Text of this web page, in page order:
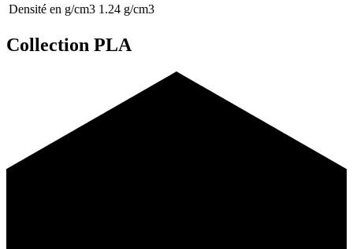
Densité en g/cm3 1.24 g/cm3
Collection PLA